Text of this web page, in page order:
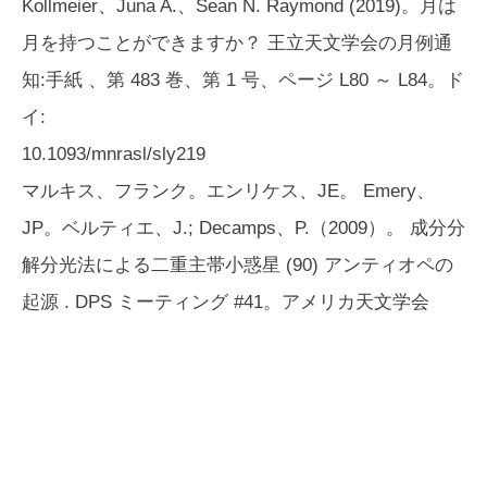
Kollmeier、Juna A.、Sean N. Raymond (2019)。月は
月を持つことができますか？ 王立天文学会の月例通
知:手紙 、第 483 巻、第 1 号、ページ L80 ～ L84。ド
イ:
10.1093/mnrasl/sly219
マルキス、フランク。エンリケス、JE。 Emery、
JP。ベルティエ、J.; Decamps、P.（2009）。 成分分
解分光法による二重主帯小惑星 (90) アンティオペの
起源 . DPS ミーティング #41。アメリカ天文学会